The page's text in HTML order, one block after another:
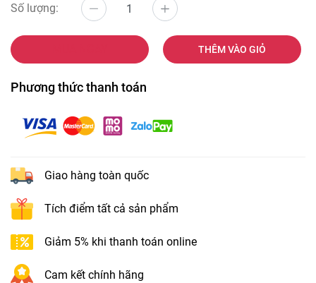
Số lượng:
THÊM VÀO GIỎ
Phương thức thanh toán
Giao hàng toàn quốc
Tích điểm tất cả sản phẩm
Giảm 5% khi thanh toán online
Cam kết chính hãng